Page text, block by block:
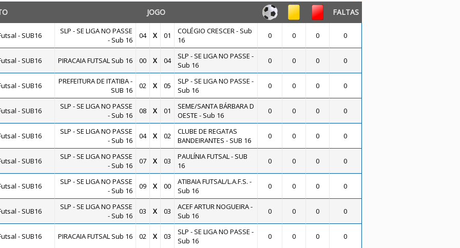
JOGO FALTAS
- SUB16
SLP - SE LIGA NO PASSE
- Sub 16
04 X 01
COLÉGIO CRESCER - Sub
16
0 0 0 0
- SUB16 PIRACAIA FUTSAL Sub 16 00 X 04
SLP - SE LIGA NO PASSE -
Sub 16
0 0 0 0
- SUB16
PREFEITURA DE ITATIBA -
SUB 16
02 X 05
SLP - SE LIGA NO PASSE -
Sub 16
0 0 0 0
- SUB16
SLP - SE LIGA NO PASSE
- Sub 16
08 X 01
SEME/SANTA BÁRBARA D
OESTE - Sub 16
0 0 0 0
- SUB16
SLP - SE LIGA NO PASSE
- Sub 16
04 X 02
CLUBE DE REGATAS
BANDEIRANTES - SUB 16
0 0 0 0
- SUB16
SLP - SE LIGA NO PASSE
- Sub 16
07 X 03
PAULÍNIA FUTSAL - SUB
16
0 0 0 0
- SUB16
SLP - SE LIGA NO PASSE
- Sub 16
09 X 00
ATIBAIA FUTSAL/L.A.F.S. -
Sub 16
0 0 0 0
- SUB16
SLP - SE LIGA NO PASSE
- Sub 16
03 X 03
ACEF ARTUR NOGUEIRA -
Sub 16
0 0 0 0
- SUB16 PIRACAIA FUTSAL Sub 16 02 X 03
SLP - SE LIGA NO PASSE -
Sub 16
0 0 0 0